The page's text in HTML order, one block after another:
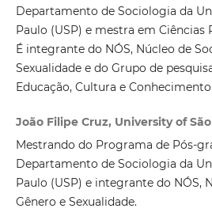
Departamento de Sociologia da
Paulo (USP) e mestra em Ciências
É integrante do NÓS, Núcleo de
Sexualidade e do Grupo de
Educação, Cultura e Conhecimento
João Filipe Cruz, University of
Mestrando do Programa de Pós-
Departamento de Sociologia da
Paulo (USP) e integrante do NÓS,
Gênero e Sexualidade.